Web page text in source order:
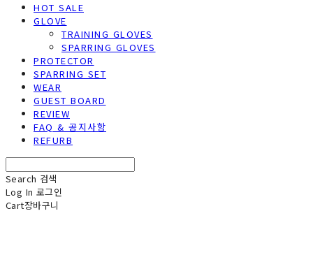
HOT SALE
GLOVE
TRAINING GLOVES
SPARRING GLOVES
PROTECTOR
SPARRING SET
WEAR
GUEST BOARD
REVIEW
FAQ & 공지사항
REFURB
Search 검색
Log In 로그인
Cart장바구니